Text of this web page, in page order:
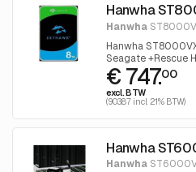
Hanwha
Hanwha
Hanwha
Seagate +Rescue
€ 747.00
excl. BTW
(903.87 incl. 21% BTW)
Hanwha
Hanwha